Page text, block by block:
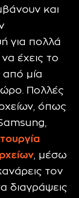
και
για πολλά
έχεις το
από μία
Πολλές
όπως
, μέσω
τον
διαγράψεις